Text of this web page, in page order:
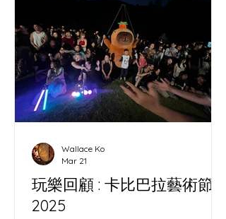
玩樂回顧 : 卡比巴拉藝術節
2025
Wallace Ko
Mar 21